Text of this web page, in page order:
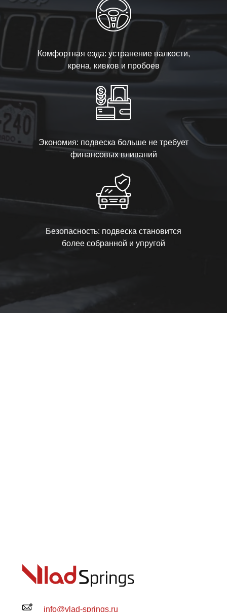
Комфортная езда: устранение валкости,
крена, кивков и пробоев
Экономия: подвеска больше не требует
финансовых вливаний
Безопасность: подвеска становится
более собранной и упругой
info@vlad-springs.ru